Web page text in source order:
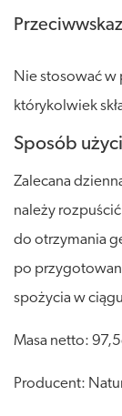
Nie stosować w
którykolwiek
Sposób
Zalecana
należy
do otrzymania
po
spożycia w
Masa netto:
Producent: